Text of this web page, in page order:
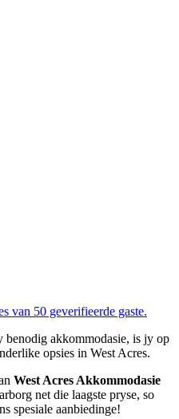
van 50 geverifieerde gaste.
benodig akkommodasie, is jy op
opsies in West Acres.
West Acres Akkommodasie
net die laagste pryse, so
spesiale aanbiedinge!